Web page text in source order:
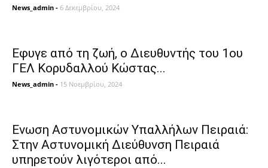
News_admin - 6 Δεκεμβρίου, 2024
Εφυγε από τη ζωή, ο Διευθυντής του 1ου
ΓΕΛ Κορυδαλλού Κώστας...
News_admin - 15 Νοεμβρίου, 2024
Ενωση Αστυνομικών Υπαλλήλων Πειραιά:
Στην Αστυνομική Διεύθυνση Πειραιά
υπηρετούν λιγότεροι από...